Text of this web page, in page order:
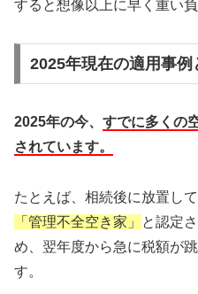
すると想像以上に早く重い
2025年現在の適用事例
2025年の今、 すでに多くの
されています。
たとえば、相続後に放置し
「管理不全空き家」
と認定
め、翌年度から急に税額が
す。